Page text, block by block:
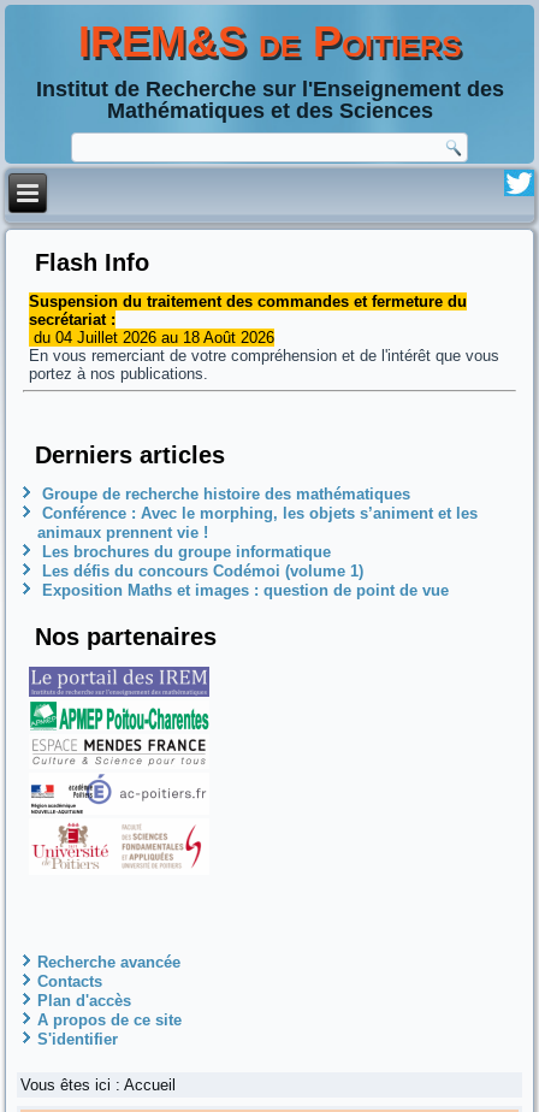
IREM&S de Poitiers
Institut de Recherche sur l'Enseignement des
Mathématiques et des Sciences
Flash Info
Suspension du traitement des commandes et fermeture du
secrétariat :
du 04 Juillet 2026 au 18 Août 2026
En vous remerciant de votre compréhension et de l'intérêt que vous
portez à nos publications.
Derniers articles
Groupe de recherche histoire des mathématiques
Conférence : Avec le morphing, les objets s’animent et les
animaux prennent vie !
Les brochures du groupe informatique
Les défis du concours Codémoi (volume 1)
Exposition Maths et images : question de point de vue
Nos partenaires
Recherche avancée
Contacts
Plan d'accès
A propos de ce site
S'identifier
Vous êtes ici :Accueil